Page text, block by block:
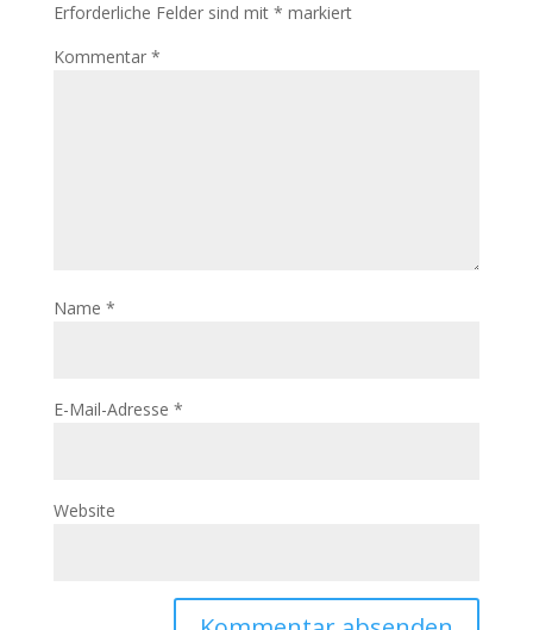
Erforderliche Felder sind mit * markiert
Kommentar *
Name *
E-Mail-Adresse *
Website